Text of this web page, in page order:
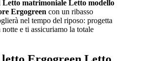
Letto matrimoniale Letto modello
Ergogreen con un ribasso
nel tempo del riposo: progetta
e ti assicuriamo la totale